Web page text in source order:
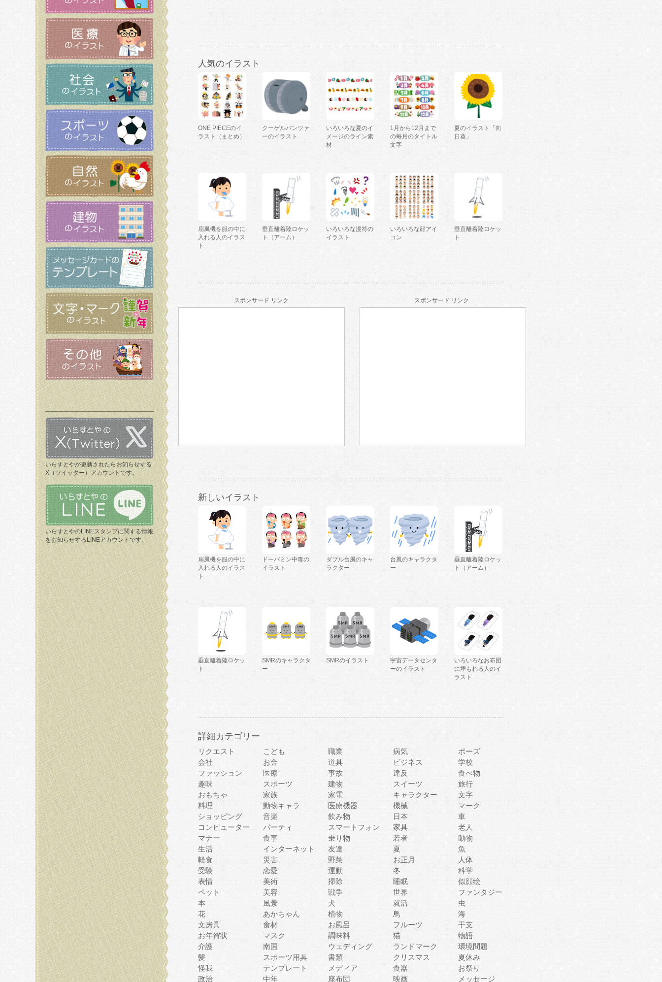
いらすとやが更新されたらお知らせする
X（ツイッター）アカウントです。
いらすとやのLINEスタンプに関する情報
をお知らせするLINEアカウントです。
人気のイラスト
ONE PIECEのイ
ラスト（まとめ）
クーゲルパンツァ
ーのイラスト
いろいろな夏のイ
メージのライン素
材
1月から12月まで
の毎月のタイトル
文字
夏のイラスト「向
日葵」
扇風機を服の中に
入れる人のイラス
ト
垂直離着陸ロケッ
ト（アーム）
いろいろな漫符の
イラスト
いろいろな顔アイ
コン
垂直離着陸ロケッ
ト
スポンサード リンク スポンサード リンク
新しいイラスト
扇風機を服の中に
入れる人のイラス
ト
ドーパミン中毒の
イラスト
ダブル台風のキャ
ラクター
台風のキャラクタ
ー
垂直離着陸ロケッ
ト（アーム）
垂直離着陸ロケッ
ト
SMRのキャラクタ
ー
SMRのイラスト
宇宙データセンタ
ーのイラスト
いろいろなお布団
に埋もれる人のイ
ラスト
詳細カテゴリー
リクエスト こども 職業 病気
ポーズ
会社
お金 道具 ビジネス
学校
ファッション
医療 事故 違反
食べ物
趣味
スポーツ 建物 スイーツ
旅行
おもちゃ
家族 家電 キャラクター
文字
料理
動物キャラ 医療機器 機械
マーク
ショッピング
音楽 飲み物 日本
車
コンピューター
パーティ スマートフォン 家具
老人
マナー
食事 乗り物 若者
動物
生活
インターネット 友達 夏
魚
軽食
災害 野菜 お正月
人体
受験
恋愛 運動 冬
科学
表情
美術 掃除 睡眠
似顔絵
ペット
美容 戦争 世界
ファンタジー
本
風景 犬 就活
虫
花
あかちゃん 植物 鳥
海
文房具
食材 お風呂 フルーツ
干支
お年賀状
マスク 調味料 猫
物語
介護
南国 ウェディング ランドマーク
環境問題
髪
スポーツ用具 書類 クリスマス
夏休み
怪我
テンプレート メディア 食器
お祭り
政治
中年 座布団 映画 メッセージ